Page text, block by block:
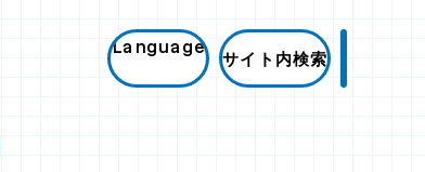
Language
サイト内検索